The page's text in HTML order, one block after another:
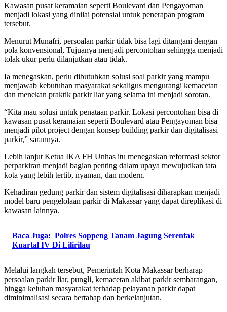
Kawasan pusat keramaian seperti Boulevard dan Pengayoman
menjadi lokasi yang dinilai potensial untuk penerapan program
tersebut.
Menurut Munafri, persoalan parkir tidak bisa lagi ditangani dengan
pola konvensional, Tujuanya menjadi percontohan sehingga menjadi
tolak ukur perlu dilanjutkan atau tidak.
Ia menegaskan, perlu dibutuhkan solusi soal parkir yang mampu
menjawab kebutuhan masyarakat sekaligus mengurangi kemacetan
dan menekan praktik parkir liar yang selama ini menjadi sorotan.
“Kita mau solusi untuk penataan parkir. Lokasi percontohan bisa di
kawasan pusat keramaian seperti Boulevard atau Pengayoman bisa
menjadi pilot project dengan konsep building parkir dan digitalisasi
parkir,” sarannya.
Lebih lanjut Ketua IKA FH Unhas itu menegaskan reformasi sektor
perparkiran menjadi bagian penting dalam upaya mewujudkan tata
kota yang lebih tertib, nyaman, dan modern.
Kehadiran gedung parkir dan sistem digitalisasi diharapkan menjadi
model baru pengelolaan parkir di Makassar yang dapat direplikasi di
kawasan lainnya.
Baca Juga: Polres Soppeng Tanam Jagung Serentak
Kuartal IV Di Lilirilau
Melalui langkah tersebut, Pemerintah Kota Makassar berharap
persoalan parkir liar, pungli, kemacetan akibat parkir sembarangan,
hingga keluhan masyarakat terhadap pelayanan parkir dapat
diminimalisasi secara bertahap dan berkelanjutan.